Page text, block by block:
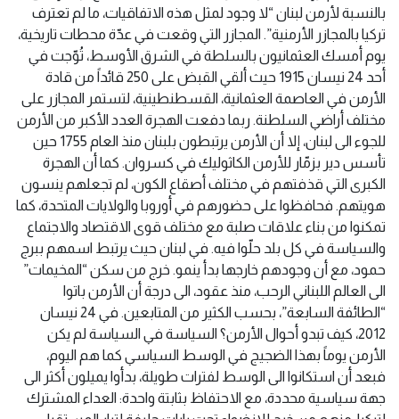
بالنسبة لأرمن لبنان “لا وجود لمثل هذه الاتفاقيات، ما لم تعترف
تركيا بالمجازر الأرمنية”. المجازر التي وقعت في عدّة محطات تاريخية،
يوم أمسك العثمانيون بالسلطة في الشرق الأوسط، تُوّجت في
أحد 24 نيسان 1915 حيث ألقي القبض على 250 قائداً من قادة
الأرمن في العاصمة العثمانية، القسطنطينية، لتستمر المجازر على
مختلف أراضي السلطنة. ربما دفعت الهجرة العدد الأكبر من الأرمن
للجوء الى لبنان، إلا أن الأرمن يرتبطون بلبنان منذ العام 1755 حين
تأسس دير بزمّار للأرمن الكاثوليك في كسروان. كما أن الهجرة
الكبرى التي قذفتهم في مختلف أصقاع الكون، لم تجعلهم ينسون
هويتهم. فحافظوا على حضورهم في أوروبا والولايات المتحدة، كما
تمكنوا من بناء علاقات صلبة مع مختلف قوى الاقتصاد والاجتماع
والسياسة في كل بلد حلّوا فيه. في لبنان حيث يرتبط اسمهم ببرج
حمود، مع أن وجودهم خارجها بدأ ينمو. خرج من سكن “المخيمات”
الى العالم اللبناني الرحب، منذ عقود، الى درجة أن الأرمن باتوا
“الطائفة السابعة”، بحسب الكثير من المتابعين. في 24 نيسان
2012، كيف تبدو أحوال الأرمن؟ السياسة في السياسة لم يكن
الأرمن يوماً بهذا الضجيج في الوسط السياسي كما هم اليوم،
فبعد أن استكانوا الى الوسط لفترات طويلة، بدأوا يميلون أكثر الى
جهة سياسية محددة، مع الاحتفاظ بثابتة واحدة: العداء المشترك